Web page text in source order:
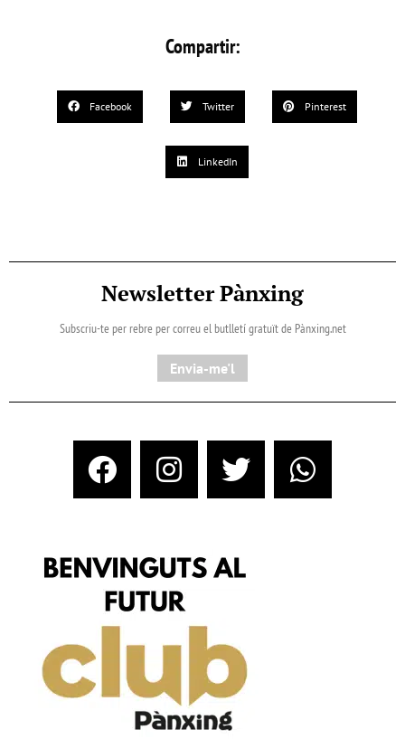
Compartir:
Facebook Twitter Pinterest
LinkedIn
Newsletter Pànxing
Subscriu-te per rebre per correu el butlletí gratuït de Pànxing.net​
Envia-me'l